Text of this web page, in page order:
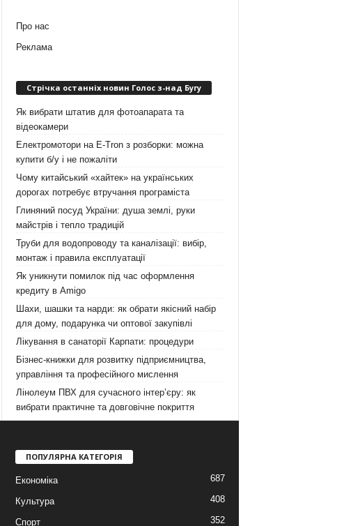
Про нас
Реклама
Стрічка останніх новин Голос з-над Бугу
Як вибрати штатив для фотоапарата та
відеокамери
Електромотори на E-Tron з розборки: можна
купити б/у і не пожаліти
Чому китайський «хайтек» на українських
дорогах потребує втручання програміста
Глиняний посуд України: душа землі, руки
майстрів і тепло традицій
Труби для водопроводу та каналізації: вибір,
монтаж і правила експлуатації
Як уникнути помилок під час оформлення
кредиту в Amigo
Шахи, шашки та нарди: як обрати якісний набір
для дому, подарунка чи оптової закупівлі
Лікування в санаторії Карпати: процедури
Бізнес-книжки для розвитку підприємництва,
управління та професійного мислення
Лінолеум ПВХ для сучасного інтер’єру: як
вибрати практичне та довговічне покриття
ПОПУЛЯРНА КАТЕГОРІЯ
Економіка 687
Культура 408
Спорт 352